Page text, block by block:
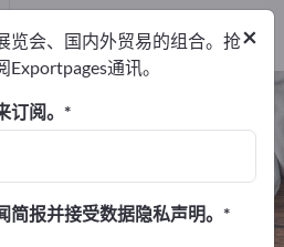
造商和供应商
1
服务提供商1
经销商1×
览会、国内外贸易的组合。抢
通讯。
阅。
报并接受数据隐私声明。